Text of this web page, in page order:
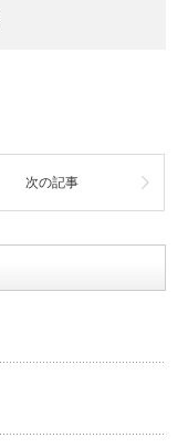
次の記事